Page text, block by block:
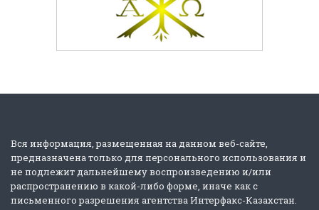
Вся информация, размещенная на данном веб-сайте,
предназначена только для персонального использования и
не подлежит дальнейшему воспроизведению и/или
распространению в какой-либо форме, иначе как с
письменного разрешения агентства Интерфакс-Казахстан.